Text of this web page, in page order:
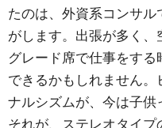
たのは、外資系コンサ
がします。出張が多く
グレード席で仕事をす
できるかもしれません
ナルシズムが、今は子
それが、ステレオタイ